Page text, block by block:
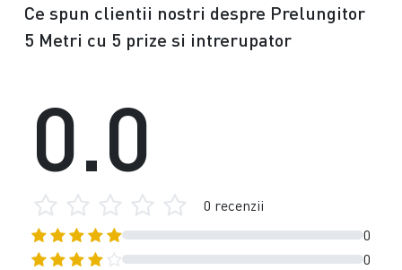
Ce spun clientii nostri despre Prelungitor
5 Metri cu 5 prize si intrerupator
0
0
0.0
0 recenzii